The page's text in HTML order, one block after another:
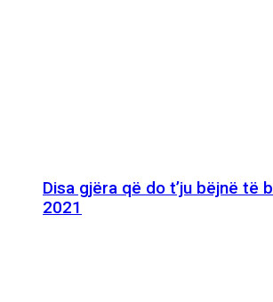
Disa gjëra që do t’ju bëjnë të
2021